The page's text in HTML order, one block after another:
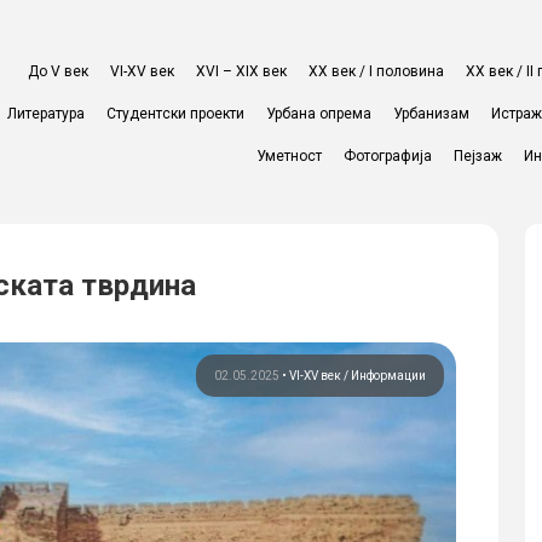
До V век VI-XV век XVI – XIX век ХХ век / I половина ХХ век / II
Литература Студентски проекти Урбана опрема Урбанизам
Уметност Фотографија Пејзаж
тврдина
02.05.2025 • VI-XV век Информации